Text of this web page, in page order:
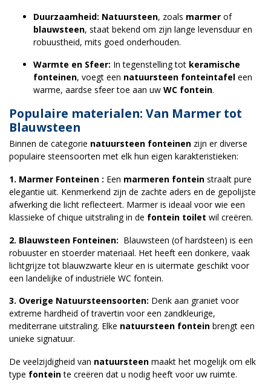
Duurzaamheid: Natuursteen, zoals marmer of
blauwsteen, staat bekend om zijn lange levensduur en
robuustheid, mits goed onderhouden.
Warmte en Sfeer: In tegenstelling tot keramische
fonteinen, voegt een natuursteen fonteintafel een
warme, aardse sfeer toe aan uw WC fontein.
Populaire materialen: Van Marmer tot
Blauwsteen
Binnen de categorie natuursteen fonteinen zijn er diverse
populaire steensoorten met elk hun eigen karakteristieken:
1. Marmer Fonteinen : Een marmeren fontein straalt pure
elegantie uit. Kenmerkend zijn de zachte aders en de gepolijste
afwerking die licht reflecteert. Marmer is ideaal voor wie een
klassieke of chique uitstraling in de fontein toilet wil creëren.
2. Blauwsteen Fonteinen: Blauwsteen (of hardsteen) is een
robuuster en stoerder materiaal. Het heeft een donkere, vaak
lichtgrijze tot blauwzwarte kleur en is uitermate geschikt voor
een landelijke of industriële WC fontein.
3. Overige Natuursteensoorten: Denk aan graniet voor
extreme hardheid of travertin voor een zandkleurige,
mediterrane uitstraling. Elke natuursteen fontein brengt een
unieke signatuur.
De veelzijdigheid van natuursteen maakt het mogelijk om elk
type fonteinte creëren dat u nodig heeft voor uw ruimte.